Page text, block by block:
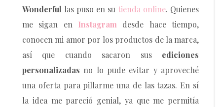
Wonderful las puso en su tienda online. Quienes
me sigan en Instagram desde hace tiempo,
conocen mi amor por los productos de la marca,
así que cuando sacaron sus ediciones
personalizadas no lo pude evitar y aproveché
una oferta para pillarme una de las tazas. En sí
la idea me pareció genial, ya que me permitía